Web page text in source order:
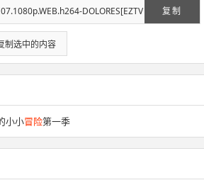
复制
DOLORES[EZTV
制选中的内容
小小冒险第一季